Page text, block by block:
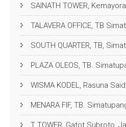
SAINATH TOWER,
TALAVERA OFFICE, TB
SOUTH QUARTER, TB,
PLAZA OLEOS, TB.
WISMA KODEL, Rasuna
MENARA FIF, TB.